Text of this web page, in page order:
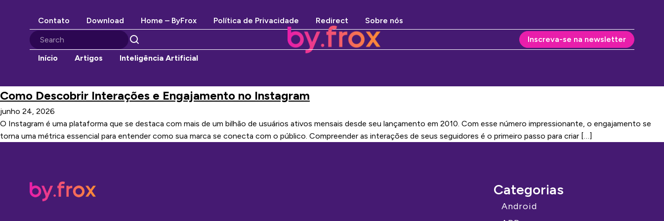
Contato Download Home – ByFrox Política de Privacidade Redirect
Sobre nós
Inscreva-se na newsletter
Início
Artigos Inteligência Artificial
Como Descobrir Interações e Engajamento no Instagram
junho 24, 2026
O Instagram é uma plataforma que se destaca com mais de um bilhão de usuários ativos mensais desde seu lançamento em 2010. Com esse número impressionante, o engajamento se
torna uma métrica essencial para entender como sua marca se conecta com o público. Compreender as interações de seus seguidores é o primeiro passo para criar […]
Categorias
Android